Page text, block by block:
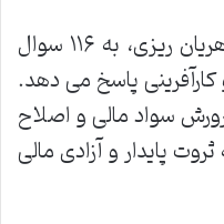
این کتاب نوشته ابوالفضل طاهریان ریزی، به ۱۱۶ سوال
پاسخ می دهد.
سواد مالی و اصلاح
پایدار و آزادی مالی